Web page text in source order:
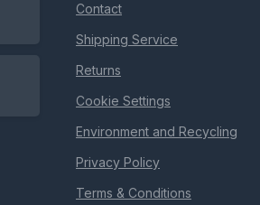
Contact
Shipping Service
Returns
Cookie Settings
Environment and Recycling
Privacy Policy
Terms & Conditions